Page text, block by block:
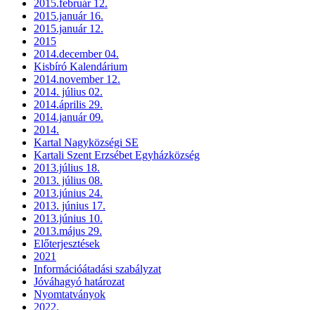
2015.február 12.
2015.január 16.
2015.január 12.
2015
2014.december 04.
Kisbíró Kalendárium
2014.november 12.
2014. július 02.
2014.április 29.
2014.január 09.
2014.
Kartal Nagyközségi SE
Kartali Szent Erzsébet Egyházközség
2013.július 18.
2013. július 08.
2013.június 24.
2013. június 17.
2013.június 10.
2013.május 29.
Előterjesztések
2021
Információátadási szabályzat
Jóváhagyó határozat
Nyomtatványok
2022.